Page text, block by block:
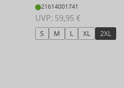
21614001741
UVP: 59,95 €
S M L XL 2XL